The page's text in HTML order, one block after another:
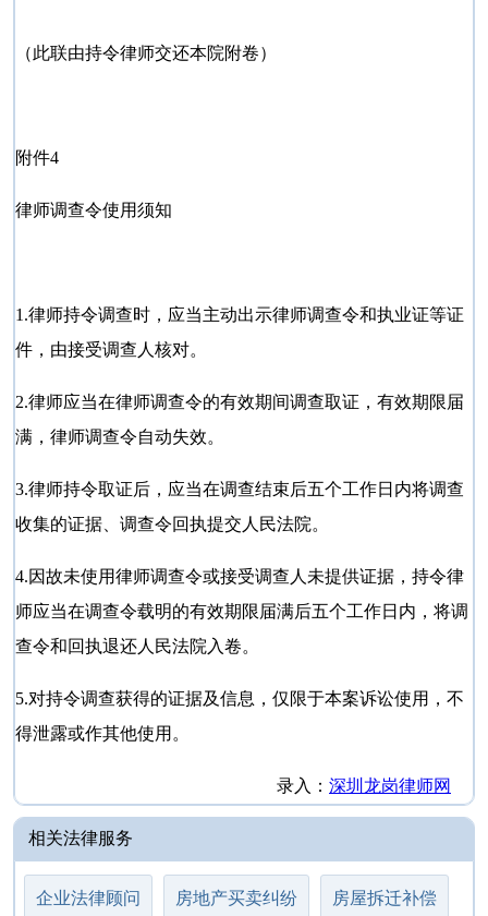
（此联由持令律师交还本院附卷）
附件4
律师调查令使用须知
1.律师持令调查时，应当主动出示律师调查令和执业证等证
件，由接受调查人核对。
2.律师应当在律师调查令的有效期间调查取证，有效期限届
满，律师调查令自动失效。
3.律师持令取证后，应当在调查结束后五个工作日内将调查
收集的证据、调查令回执提交人民法院。
4.因故未使用律师调查令或接受调查人未提供证据，持令律
师应当在调查令载明的有效期限届满后五个工作日内，将调
查令和回执退还人民法院入卷。
5.对持令调查获得的证据及信息，仅限于本案诉讼使用，不
得泄露或作其他使用。
录入： 深圳龙岗律师网
相关法律服务
企业法律顾问 房地产买卖纠纷 房屋拆迁补偿